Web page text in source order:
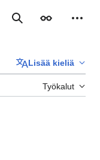
Haku Ulkoasu
Lisää kieliä
Työkalut